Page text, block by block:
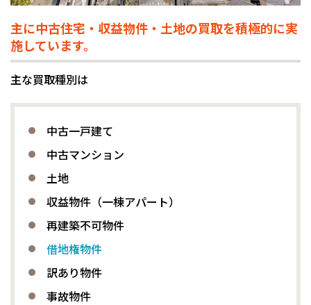
主に中古住宅・収益物件・土地の買取を積極的に実
施しています。
主な買取種別は
中古一戸建て
中古マンション
土地
収益物件（一棟アパート）
再建築不可物件
借地権物件
訳あり物件
事故物件